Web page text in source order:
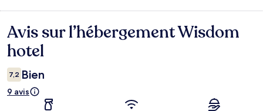
Avis
Avis sur l’hébergement Wisdom
hotel
7,2 Bien
9 avis